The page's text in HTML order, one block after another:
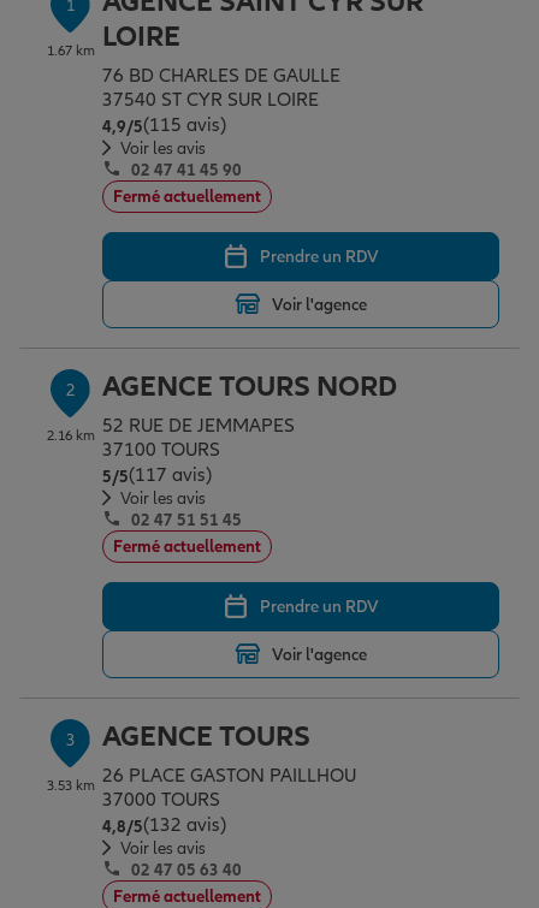
Assurance emprunteur
Prévoyance et dépendance
Assurance animal de compagnie
Protection de la famille
Protection juridique
Épargne & retraite
Plan épargne retraite
Assurance vie
Placements financiers
Transmission
Vos projets
Partir en vacances
Déménager
Départ à la retraite
Préparer l’avenir
Conseil assurance
Outre-mer
Assurance habitation
Le Pack Famille
Garantie des accidents de la vie
Assurance scolaire
Protection juridique
Retraite
Allianz en France
1
1.67 km
LOIRE
76 BD CHARLES DE GAULLE
37540 ST CYR SUR LOIRE
4,9/5Note de 4.9 sur 5
(115 avis)
Voir les avis
02 47 41 45 90
Fermé actuellement
Prendre un RDV
Voir l'agence
2
2.16 km
AGENCE TOURS NORD
52 RUE DE JEMMAPES
37100 TOURS
5/5Note de 5 sur 5
(117 avis)
Voir les avis
02 47 51 51 45
Fermé actuellement
Prendre un RDV
Voir l'agence
3
3.53 km
AGENCE TOURS
26 PLACE GASTON PAILLHOU
37000 TOURS
4,8/5Note de 4.8 sur 5
(132 avis)
Voir les avis
02 47 05 63 40
Fermé actuellement